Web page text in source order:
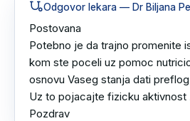
Odgovor lekara — Dr Biljana
Postovana
Potebno je da trajno promenite
kom ste poceli uz pomoc
osnovu Vaseg stanja dati
Uz to pojacajte fizicku aktivnost
Pozdrav